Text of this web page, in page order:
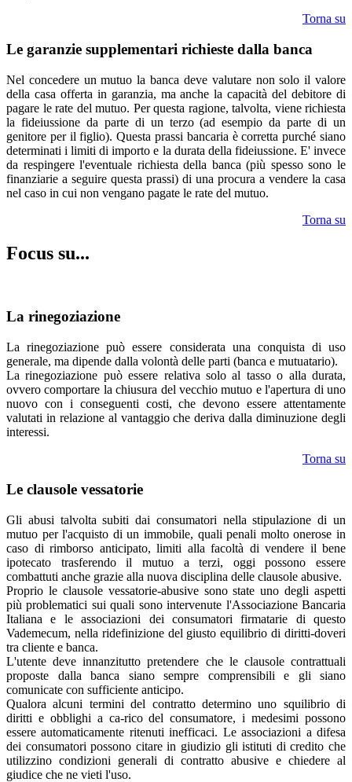
Torna su
Le garanzie supplementari richieste dalla banca
Nel concedere un mutuo la banca deve valutare non solo il valore
della casa offerta in garanzia, ma anche la capacità del debitore di
pagare le rate del mutuo. Per questa ragione, talvolta, viene richiesta
la fideiussione da parte di un terzo (ad esempio da parte di un
genitore per il figlio). Questa prassi bancaria è corretta purché siano
determinati i limiti di importo e la durata della fideiussione. E' invece
da respingere l'eventuale richiesta della banca (più spesso sono le
finanziarie a seguire questa prassi) di una procura a vendere la casa
nel caso in cui non vengano pagate le rate del mutuo.
Torna su
Focus su...
La rinegoziazione
La rinegoziazione può essere considerata una conquista di uso
generale, ma dipende dalla volontà delle parti (banca e mutuatario).
La rinegoziazione può essere relativa solo al tasso o alla durata,
ovvero comportare la chiusura del vecchio mutuo e l'apertura di uno
nuovo con i conseguenti costi, che devono essere attentamente
valutati in relazione al vantaggio che deriva dalla diminuzione degli
interessi.
Torna su
Le clausole vessatorie
Gli abusi talvolta subiti dai consumatori nella stipulazione di un
mutuo per l'acquisto di un immobile, quali penali molto onerose in
caso di rimborso anticipato, limiti alla facoltà di vendere il bene
ipotecato trasferendo il mutuo a terzi, oggi possono essere
combattuti anche grazie alla nuova disciplina delle clausole abusive.
Proprio le clausole vessatorie-abusive sono state uno degli aspetti
più problematici sui quali sono intervenute l'Associazione Bancaria
Italiana e le associazioni dei consumatori firmatarie di questo
Vademecum, nella ridefinizione del giusto equilibrio di diritti-doveri
tra cliente e banca.
L'utente deve innanzitutto pretendere che le clausole contrattuali
proposte dalla banca siano sempre comprensibili e gli siano
comunicate con sufficiente anticipo.
Qualora alcuni termini del contratto determino uno squilibrio di
diritti e obblighi a ca-rico del consumatore, i medesimi possono
essere automaticamente ritenuti inefficaci. Le associazioni a difesa
dei consumatori possono citare in giudizio gli istituti di credito che
utilizzino condizioni generali di contratto abusive e chiedere al
giudice che ne vieti l'uso.